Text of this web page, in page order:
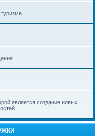
является создание новых